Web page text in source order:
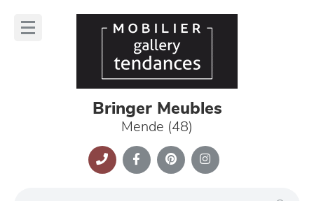
Bringer Meubles
Mende (48)